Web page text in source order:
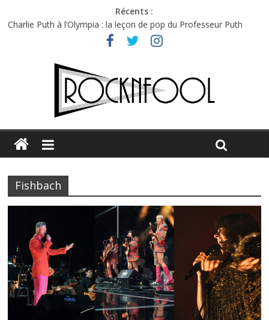
Récents :
Première édition du Midgard Festival : entre bière, métal et
tatouages
Charlie Puth à l’Olympia : la leçon de pop du Professeur Puth
Hellfest 2026 vendredi : température et émotions en hausse
Hellfest 2026 jeudi : impossible de choisir entre chaleur et bonne
Fishbach